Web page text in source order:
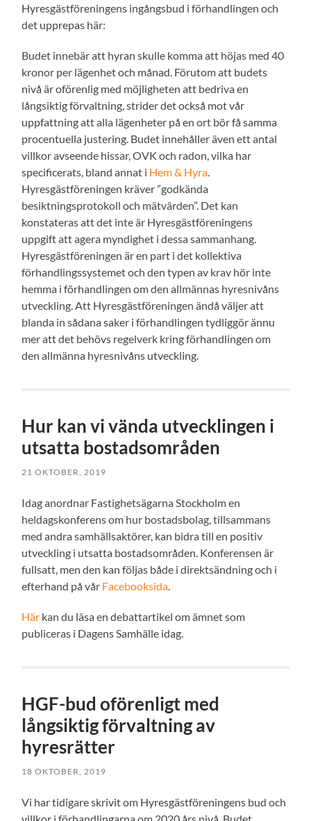
Hyresgästföreningens ingångsbud i förhandlingen och
det upprepas här:
Budet innebär att hyran skulle komma att höjas med 40
kronor per lägenhet och månad. Förutom att budets
nivå är oförenlig med möjligheten att bedriva en
långsiktig förvaltning, strider det också mot vår
uppfattning att alla lägenheter på en ort bör få samma
procentuella justering. Budet innehåller även ett antal
villkor avseende hissar, OVK och radon, vilka har
specificerats, bland annat i Hem & Hyra
Hyresgästföreningen kräver ”godkända
besiktningsprotokoll och mätvärden”. Det kan
konstateras att det inte är Hyresgästföreningens
uppgift att agera myndighet i dessa sammanhang.
Hyresgästföreningen är en part i det kollektiva
förhandlingssystemet och den typen av krav hör inte
hemma i förhandlingen om den allmännas hyresnivåns
utveckling. Att Hyresgästföreningen ändå väljer att
blanda in sådana saker i förhandlingen tydliggör ännu
mer att det behövs regelverk kring förhandlingen om
den allmänna hyresnivåns utveckling.
Hur kan vi vända utvecklingen i
utsatta bostadsområden
21 OKTOBER, 2019
Idag anordnar Fastighetsägarna Stockholm en
heldagskonferens om hur bostadsbolag, tillsammans
med andra samhällsaktörer, kan bidra till en positiv
utveckling i utsatta bostadsområden. Konferensen är
fullsatt, men den kan följas både i direktsändning och i
efterhand på vår Facebooksida
Här kan du läsa en debattartikel om ämnet som
publiceras i Dagens Samhälle idag.
HGF-bud oförenligt med
långsiktig förvaltning av
hyresrätter
18 OKTOBER, 2019
Vi har tidigare skrivit om Hyresgästföreningens bud och
villkor i förhandlingarna om 2020 års nivå. Budet